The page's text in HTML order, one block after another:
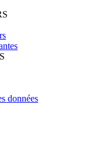
données